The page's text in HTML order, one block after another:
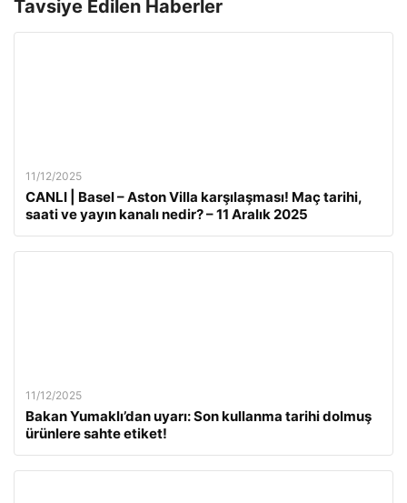
Tavsiye Edilen Haberler
11/12/2025
CANLI | Basel – Aston Villa karşılaşması! Maç tarihi,
saati ve yayın kanalı nedir? – 11 Aralık 2025
11/12/2025
Bakan Yumaklı’dan uyarı: Son kullanma tarihi dolmuş
ürünlere sahte etiket!